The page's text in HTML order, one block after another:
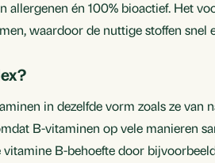
allergenen én 100% bioactief. Het
waardoor de nuttige stoffen snel
in dezelfde vorm zoals ze
B-vitaminen op vele manieren
B-behoefte door